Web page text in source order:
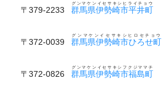
〒379-2233 群馬県伊勢崎市平井町
グンマケンイセサキシヒライチョウ
〒372-0039 群馬県伊勢崎市ひろせ町
グンマケンイセサキシヒロセチョウ
〒372-0826 群馬県伊勢崎市福島町
グンマケンイセサキシフクジママチ